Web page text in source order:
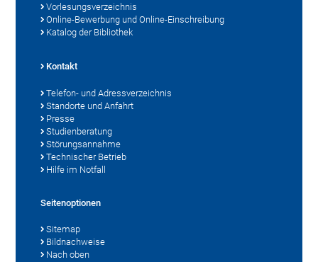
Vorlesungsverzeichnis
Online-Bewerbung und Online-Einschreibung
Katalog der Bibliothek
Kontakt
Telefon- und Adressverzeichnis
Standorte und Anfahrt
Presse
Studienberatung
Störungsannahme
Technischer Betrieb
Hilfe im Notfall
Seitenoptionen
Sitemap
Bildnachweise
Nach oben